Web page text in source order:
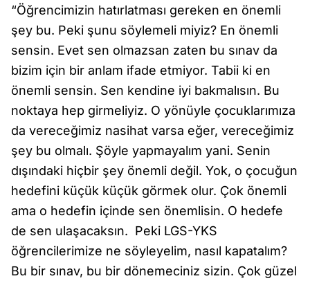
“Öğrencimizin hatırlatması gereken en önemli
şey bu. Peki şunu söylemeli miyiz? En önemli
sensin. Evet sen olmazsan zaten bu sınav da
bizim için bir anlam ifade etmiyor. Tabii ki en
önemli sensin. Sen kendine iyi bakmalısın. Bu
noktaya hep girmeliyiz. O yönüyle çocuklarımıza
da vereceğimiz nasihat varsa eğer, vereceğimiz
şey bu olmalı. Şöyle yapmayalım yani. Senin
dışındaki hiçbir şey önemli değil. Yok, o çocuğun
hedefini küçük küçük görmek olur. Çok önemli
ama o hedefin içinde sen önemlisin. O hedefe
de sen ulaşacaksın. Peki LGS-YKS
öğrencilerimize ne söyleyelim, nasıl kapatalım?
Bu bir sınav, bu bir dönemeciniz sizin. Çok güzel